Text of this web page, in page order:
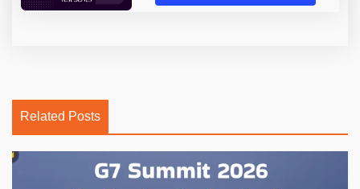
Related Posts